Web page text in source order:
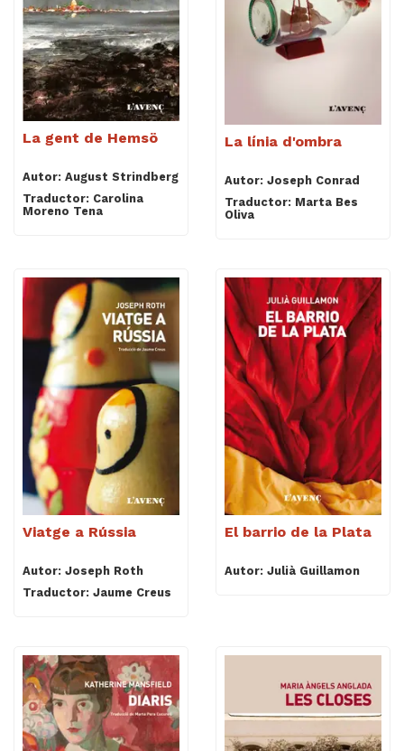
La gent de Hemsö
Autor: August Strindberg
Traductor: Carolina
Moreno Tena
La línia d'ombra
Autor: Joseph Conrad
Traductor: Marta Bes
Oliva
Viatge a Rússia
Autor: Joseph Roth
Traductor: Jaume Creus
El barrio de la Plata
Autor: Julià Guillamon